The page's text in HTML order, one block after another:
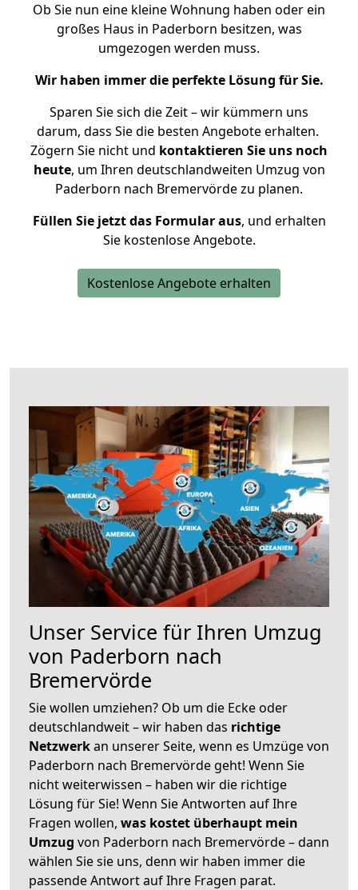
Ob Sie nun eine kleine Wohnung haben oder ein
großes Haus in Paderborn besitzen, was
umgezogen werden muss.
Wir haben immer die perfekte Lösung für Sie.
Sparen Sie sich die Zeit – wir kümmern uns
darum, dass Sie die besten Angebote erhalten.
Zögern Sie nicht und kontaktieren Sie uns noch
heute, um Ihren deutschlandweiten Umzug von
Paderborn nach Bremervörde zu planen.
Füllen Sie jetzt das Formular aus, und erhalten
Sie kostenlose Angebote.
Kostenlose Angebote erhalten
Unser Service für Ihren Umzug
von Paderborn nach
Bremervörde
Sie wollen umziehen? Ob um die Ecke oder
deutschlandweit – wir haben das richtige
Netzwerkan unserer Seite, wenn es Umzüge von
Paderborn nach Bremervörde geht! Wenn Sie
nicht weiterwissen – haben wir die richtige
Lösung für Sie! Wenn Sie Antworten auf Ihre
Fragen wollen, was kostet überhaupt mein
Umzug von Paderborn nach Bremervörde – dann
wählen Sie sie uns, denn wir haben immer die
passende Antwort auf Ihre Fragen parat.